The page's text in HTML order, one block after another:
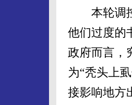
本轮调控
他们过度的
政府而言，
为“秃头上
接影响地方